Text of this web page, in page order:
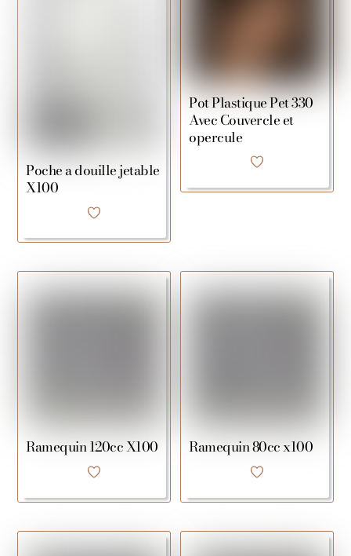
Poche a douille jetable
X100
Pot Plastique Pet 330
Avec Couvercle et
opercule
Ramequin 120cc X100 Ramequin 80cc x100